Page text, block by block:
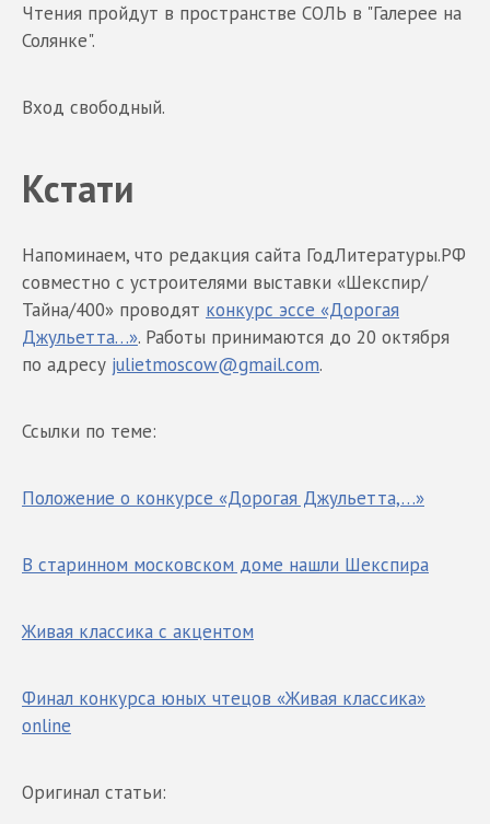
Чтения пройдут в пространстве СОЛЬ в "Галерее на
Солянке".
Вход свободный.
Кстати
Напоминаем, что редакция сайта ГодЛитературы.РФ
совместно с устроителями выставки «Шекспир/
Тайна/400» проводят конкурс эссе «Дорогая
Джульетта…». Работы принимаются до 20 октября
по адресу julietmoscow@gmail.com.
Ссылки по теме:
Положение о конкурсе «Дорогая Джульетта,…»
В старинном московском доме нашли Шекспира
Живая классика с акцентом
Финал конкурса юных чтецов «Живая классика»
online
Оригинал статьи: